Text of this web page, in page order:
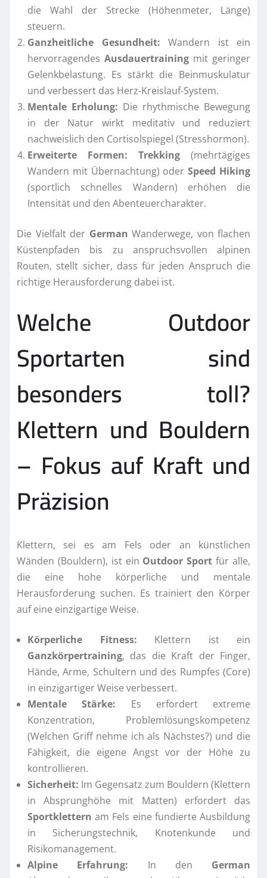
die Wahl der Strecke (Höhenmeter, Länge)
steuern.
Ganzheitliche Gesundheit: Wandern ist ein
hervorragendes Ausdauertraining mit geringer
Gelenkbelastung. Es stärkt die Beinmuskulatur
und verbessert das Herz-Kreislauf-System.
Mentale Erholung: Die rhythmische Bewegung
in der Natur wirkt meditativ und reduziert
nachweislich den Cortisolspiegel (Stresshormon).
Erweiterte Formen:
Trekking (mehrtägiges
Wandern mit Übernachtung) oderSpeed Hiking
(sportlich schnelles Wandern) erhöhen die
Intensität und den Abenteuercharakter.
Die Vielfalt der German Wanderwege, von flachen
Küstenpfaden bis zu anspruchsvollen alpinen
Routen, stellt sicher, dass für jeden Anspruch die
richtige Herausforderung dabei ist.
Welche Outdoor
Sportarten sind
besonders toll?
Klettern und Bouldern
– Fokus auf Kraft und
Präzision
Klettern, sei es am Fels oder an künstlichen
Wänden (Bouldern), ist ein Outdoor Sport für alle,
die eine hohe körperliche und mentale
Herausforderung suchen. Es trainiert den Körper
auf eine einzigartige Weise.
Körperliche Fitness: Klettern ist ein
Ganzkörpertraining, das die Kraft der Finger,
Hände, Arme, Schultern und des Rumpfes (Core)
in einzigartiger Weise verbessert.
Mentale Stärke: Es erfordert extreme
Konzentration, Problemlösungskompetenz
(Welchen Griff nehme ich als Nächstes?) und die
Fähigkeit, die eigene Angst vor der Höhe zu
kontrollieren.
Sicherheit: Im Gegensatz zum Bouldern (Klettern
in Absprunghöhe mit Matten) erfordert das
Sportklettern am Fels eine fundierte Ausbildung
in Sicherungstechnik, Knotenkunde und
Risikomanagement.
Alpine Erfahrung: In den German